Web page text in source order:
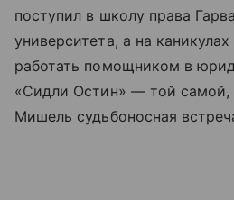
поступил в школу права
университета, а на
работать помощником в
«Сидли Остин» — той самой,
Мишель судьбоносная